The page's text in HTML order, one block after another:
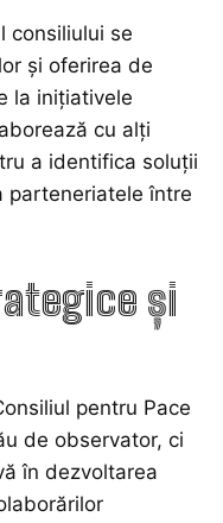
consiliului se
și oferirea de
la inițiativele
cu alți
a identifica soluții
parteneriatele între
și
pentru Pace
de observator, ci
în dezvoltarea